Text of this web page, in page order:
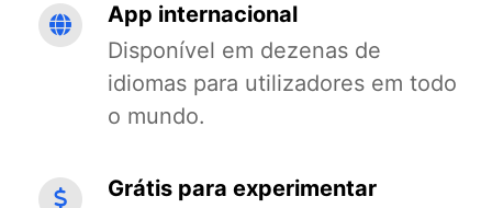
App internacional
Disponível em dezenas de
idiomas para utilizadores em todo
o mundo.
Grátis para experimentar